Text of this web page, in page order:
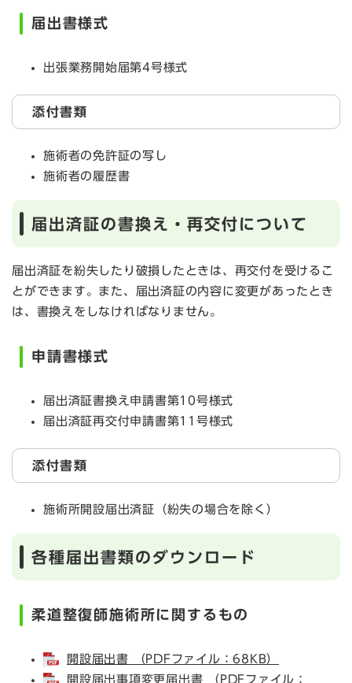
届出書様式
出張業務開始届第4号様式
添付書類
施術者の免許証の写し
施術者の履歴書
届出済証の書換え・再交付について
届出済証を紛失したり破損したときは、再交付を受けるこ
とができます。また、届出済証の内容に変更があったとき
は、書換えをしなければなりません。
申請書様式
届出済証書換え申請書第10号様式
届出済証再交付申請書第11号様式
添付書類
施術所開設届出済証（紛失の場合を除く）
各種届出書類のダウンロード
柔道整復師施術所に関するもの
開設届出書 （PDFファイル：68KB）
開設届出事項変更届出書 （PDFファイル：